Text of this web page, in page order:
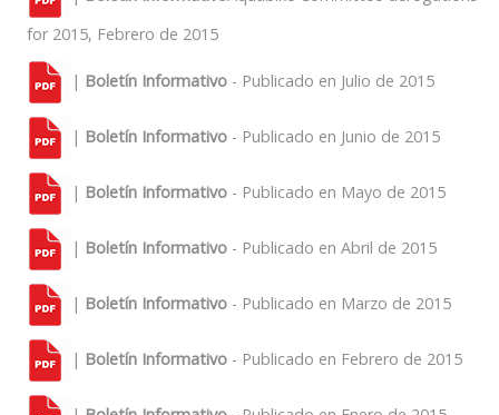
for 2015, Febrero de 2015
| Boletín Informativo - Publicado en Julio de 2015
| Boletín Informativo - Publicado en Junio de 2015
| Boletín Informativo - Publicado en Mayo de 2015
| Boletín Informativo - Publicado en Abril de 2015
| Boletín Informativo - Publicado en Marzo de 2015
| Boletín Informativo - Publicado en Febrero de 2015